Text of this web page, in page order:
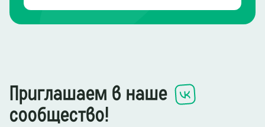
Приглашаем в наше
сообщество!